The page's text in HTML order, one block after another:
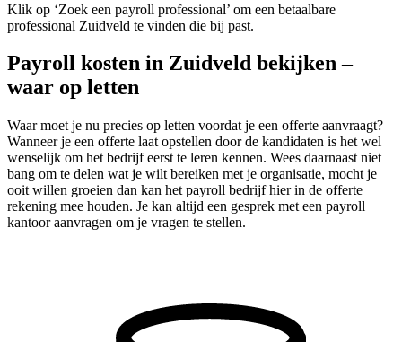
Klik op ‘Zoek een payroll professional’ om een betaalbare
professional Zuidveld te vinden die bij past.
Payroll kosten in Zuidveld bekijken –
waar op letten
Waar moet je nu precies op letten voordat je een offerte aanvraagt?
Wanneer je een offerte laat opstellen door de kandidaten is het wel
wenselijk om het bedrijf eerst te leren kennen. Wees daarnaast niet
bang om te delen wat je wilt bereiken met je organisatie, mocht je
ooit willen groeien dan kan het payroll bedrijf hier in de offerte
rekening mee houden. Je kan altijd een gesprek met een payroll
kantoor aanvragen om je vragen te stellen.